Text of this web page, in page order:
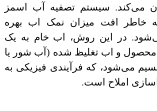
می‌کند. سیستم تصفیه آب اسمز
خاطر افت میزان نمک اب بهره
در این روش، اب خام به یک
و اب تغلیظ شده (آب شور یا
می‌شود، که فرآیندی فیزیکی به
املاح است.